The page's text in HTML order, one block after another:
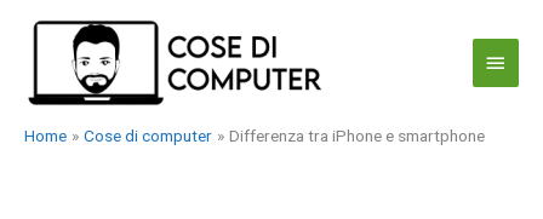
Menu
Home Cose di computer Differenza tra iPhone e smartphone